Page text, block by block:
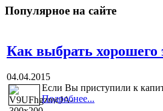
Популярное на сайте
Как выбрать хорошего
04.04.2015
Если Вы приступили к
Подробнее...